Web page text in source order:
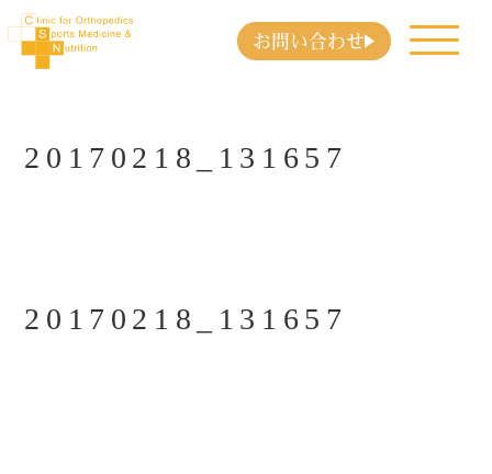
お問い合わせ
20170218_131657
20170218_131657